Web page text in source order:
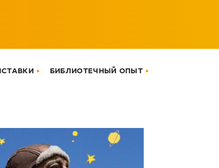
БИБЛИОТЕЧНЫЙ ОПЫТ